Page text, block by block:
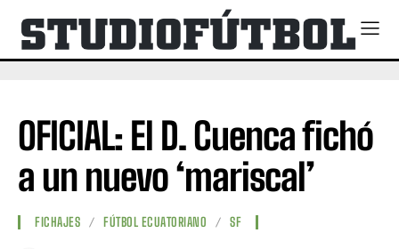
OFICIAL: El D. Cuenca fichó
a un nuevo ‘mariscal’
FICHAJES FÚTBOL ECUATORIANO SF